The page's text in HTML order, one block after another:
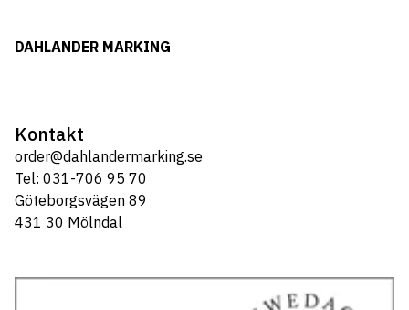
DAHLANDER MARKING
Kontakt
order@dahlandermarking.se
Tel: 031-706 95 70
Göteborgsvägen 89
431 30 Mölndal